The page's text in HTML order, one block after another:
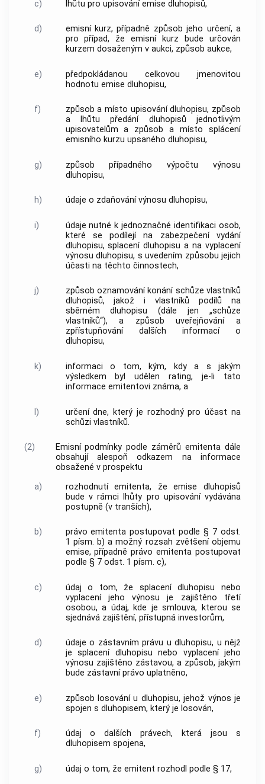
c) lhůtu pro upisování emise dluhopisů,
d)
emisní kurz, případně způsob jeho určení, a
pro případ, že emisní kurz bude určován
kurzem dosaženým v aukci, způsob aukce,
e)
předpokládanou celkovou jmenovitou
hodnotu emise dluhopisu,
f)
způsob a místo upisování dluhopisu, způsob
a lhůtu předání dluhopisů jednotlivým
upisovatelům a způsob a místo splácení
emisního kurzu upsaného dluhopisu,
g)
způsob případného výpočtu výnosu
dluhopisu,
h) údaje o zdaňování výnosu dluhopisu,
i)
údaje nutné k jednoznačné identifikaci osob,
které se podílejí na zabezpečení vydání
dluhopisu, splacení dluhopisu a na vyplacení
výnosu dluhopisu, s uvedením způsobu jejich
účasti na těchto činnostech,
j)
způsob oznamování konání schůze vlastníků
dluhopisů, jakož i vlastníků podílů na
sběrném dluhopisu (dále jen „schůze
vlastníků“), a způsob uveřejňování a
zpřístupňování dalších informací o
dluhopisu,
k)
informaci o tom, kým, kdy a s jakým
výsledkem byl udělen rating, je-li tato
informace emitentovi známa, a
l)
určení dne, který je rozhodný pro účast na
schůzi vlastníků.
(2)
Emisní podmínky podle záměrů emitenta dále
obsahují alespoň odkazem na informace
obsažené v prospektu
a)
rozhodnutí emitenta, že emise dluhopisů
bude v rámci lhůty pro upisování vydávána
postupně (v tranších),
b)
právo emitenta postupovat podle § 7 odst.
1 písm. b) a možný rozsah zvětšení objemu
emise, případně právo emitenta postupovat
podle § 7 odst. 1 písm. c),
c)
údaj o tom, že splacení dluhopisu nebo
vyplacení jeho výnosu je zajištěno třetí
osobou, a údaj, kde je smlouva, kterou se
sjednává zajištění, přístupná investorům,
d)
údaje o zástavním právu u dluhopisu, u nějž
je splacení dluhopisu nebo vyplacení jeho
výnosu zajištěno zástavou, a způsob, jakým
bude zástavní právo uplatněno,
e)
způsob losování u dluhopisu, jehož výnos je
spojen s dluhopisem, který je losován,
f)
údaj o dalších právech, která jsou s
dluhopisem spojena,
g) údaj o tom, že emitent rozhodl podle § 17,